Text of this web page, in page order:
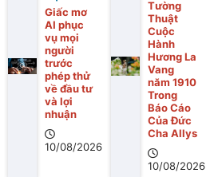
Giấc mơ
AI phục
vụ mọi
người
trước
phép thử
về đầu tư
và lợi
nhuận
10/08/2026
Tường
Thuật
Cuộc
Hành
Hương La
Vang
năm 1910
Trong
Báo Cáo
Của Đức
Cha Allys
10/08/2026